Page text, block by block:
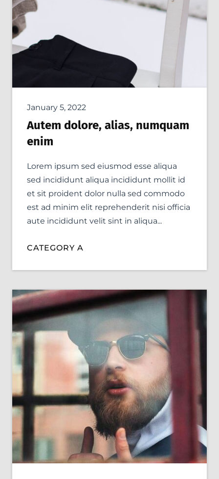
January 5, 2022
Autem dolore, alias, numquam
enim
Lorem ipsum sed eiusmod esse aliqua
sed incididunt aliqua incididunt mollit id
et sit proident dolor nulla sed commodo
est ad minim elit reprehenderit nisi officia
aute incididunt velit sint in aliqua...
CATEGORY A